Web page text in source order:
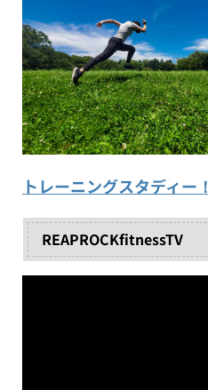
トレーニングスタディー！
REAPROCKfitnessTV